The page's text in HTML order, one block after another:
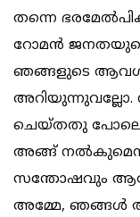
തന്നെ
റോമന്‍
ഞങ്ങളുടെ
അറിയുന്നുവല്ലോ.
ചെയ്തതു പോലെ
അങ്ങ്
സന്തോഷവും
അമ്മേ, ഞങ്ങള്‍